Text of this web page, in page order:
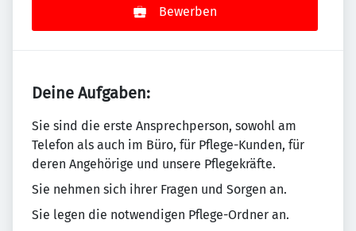
Bewerben
Deine Aufgaben:
Sie sind die erste Ansprechperson, sowohl am
Telefon als auch im Büro, für Pflege-Kunden, für
deren Angehörige und unsere Pflegekräfte.
Sie nehmen sich ihrer Fragen und Sorgen an.
Sie legen die notwendigen Pflege-Ordner an.